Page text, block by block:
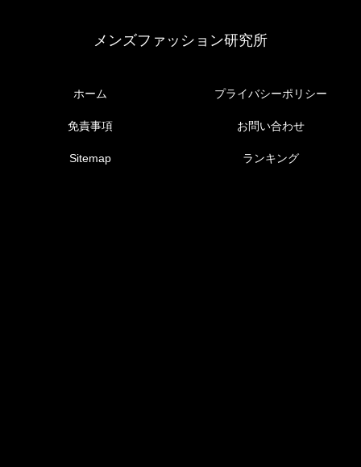
メンズファッション研究所
ホーム プライバシーポリシー
免責事項 お問い合わせ
Sitemap ランキング